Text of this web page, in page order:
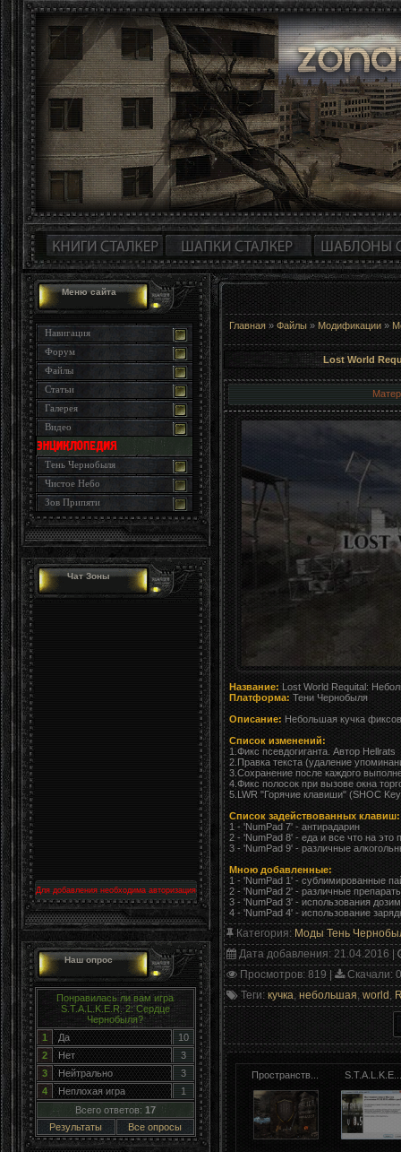
Меню сайта
Навигация
Форум
Файлы
Статьи
Галерея
Видео
Тень Чернобыля
Чистое Небо
Зов Припяти
Чат Зоны
Для добавления необходима авторизация
Наш опрос
Понравилась ли вам игра
S.T.A.L.K.E.R. 2: Сердце
Чернобыля?
1
Да
10
2
Нет
3
3
Нейтрально
3
4
Неплохая игра
1
Всего ответов: 17
Результаты
Все опросы
Главная » Файлы » Модификации »
Lost World
Название: Lost World Requital:
Платформа: Тени Чернобыля
Описание: Небольшая кучка
Список изменений:
1.Фикс псевдогиганта. Автор Hellrats
2.Правка текста (удаление
3.Сохранение после каждого
4.Фикс полосок при вызове окна
5.LWR "Горячие клавиши" (SHOC
Список задействованных клавиш:
1 - 'NumPad 7' - антирадарин
2 - 'NumPad 8' - еда и все что на это
3 - 'NumPad 9' - различные
Мною добавленные:
1 - 'NumPad 1' - сублимированные
2 - 'NumPad 2' - различные
3 - 'NumPad 3' - использования
4 - 'NumPad 4' - использование
Категория: Моды Тень
Дата добавления: 21.04.2016 |
Просмотров: 819 | Скачали:
Теги: кучка небольшая world
Пространств... S.T.A.L.K.E...